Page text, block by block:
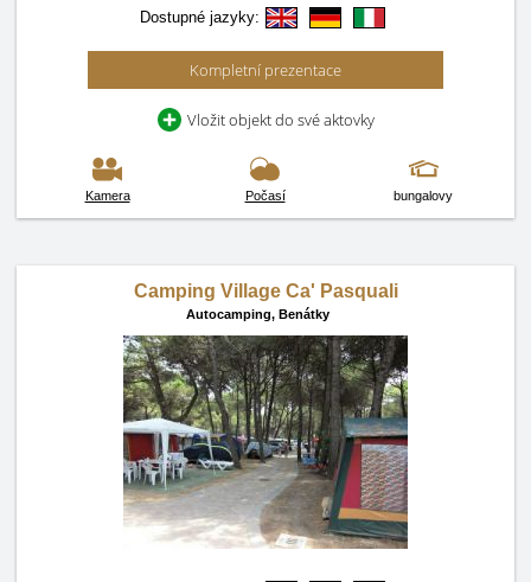
Dostupné jazyky:
Kompletní prezentace
Vložit objekt do své aktovky
Kamera Počasí bungalovy
Camping Village Ca' Pasquali
Autocamping, Benátky